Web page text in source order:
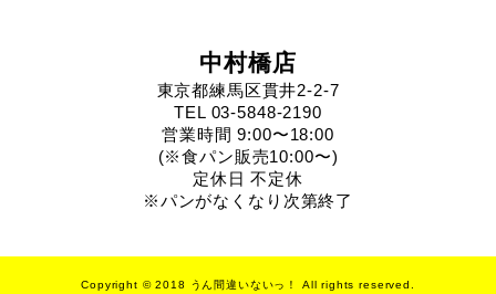
中村橋店
東京都練馬区貫井2-2-7
TEL 03-5848-2190
営業時間 9:00〜18:00
(※食パン販売10:00〜)
定休日 不定休
※パンがなくなり次第終了
Copyright © 2018 うん間違いないっ！ All rights reserved.